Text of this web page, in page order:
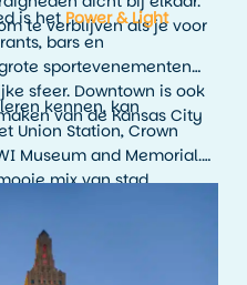
te verblijven als je voor
is hetPower & Light
bars en
sportevenementen
sfeer. Downtown is ook
van de Kansas City
kennen, kan
Union Station, Crown
Museum and Memorial.
mix van stad,